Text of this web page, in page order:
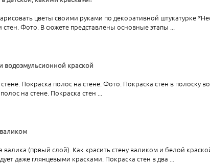
цветы своими руками по декоративной штукатурке
стен. Фото. В сюжете представлены основные этапы ...
водоэмульсионной краской
Покраска полос на стене. Фото. Покраска стен в полоску
на стене. Покраска стен ...
валика (првый слой). Как красить стену валиком и белой
даже глянцевыми красками. Покраска стен в два ...